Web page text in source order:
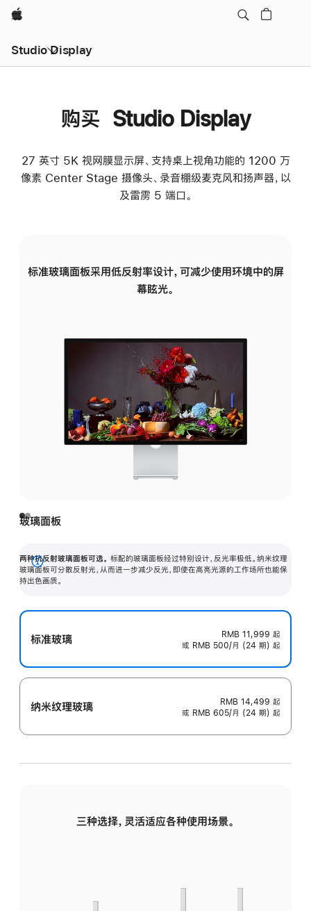
Apple
Studio Display
购买 Studio Display
27 英寸 5K 视网膜显示屏、支持桌上视角功能的 1200 万
像素 Center Stage 摄像头、录音棚级麦克风和扬声器，以
及雷雳 5 端口。
标准玻璃面板采用低反射率设计，可减少使用环境中的屏
幕眩光。
玻璃面板
两种抗反射玻璃面板可选。 标配的玻璃面板经过特别设计，反光率极低。纳米纹理
玻璃面板可分散反射光，从而进一步减少反光，即使在高亮光源的工作场所也能保
持出色画质。
展
开
标准玻璃 RMB 11,999 起
或 RMB 500/月 (24 期) 起
纳米纹理玻璃 RMB 14,499 起
或 RMB 605/月 (24 期) 起
三种选择，灵活适应各种使用场景。